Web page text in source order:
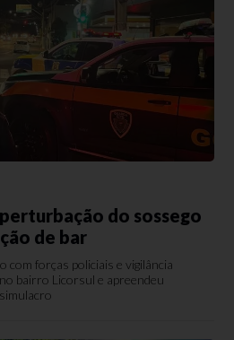
do sossego
de bar
com forças policiais e vigilância
bairro Licorsul e apreendeu